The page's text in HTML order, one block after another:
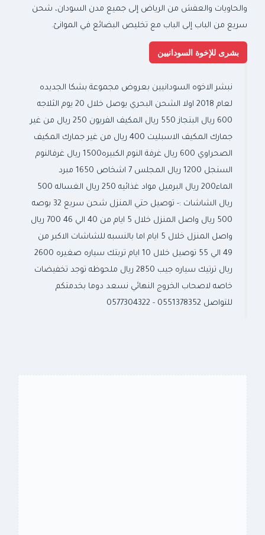
والحاويات والعفش من الرياض إلى جميع مدن السودان، شحن
سريع من الباب إلى الباب مع تخليص البضائع في الموانئ.
بشرى للإخوة السودانيين
نبشر الاخوه السودانيين بعروض مجموعة بشكا الجديده
لعام 2018 اولا الشحن البحري يوصل خلال 20 يوم الثلاجه
600 ريال البتجاز 550 ريال المكيف الفريون 250 ريال من غير
جمارك المكيف الاسبليت 400 ريال من غير جمارك المكيف
الصحراوي 600 ريال غرفة النوم الكبيره1500 ريال غرفالنوم
السنجل 1200 ريال المجلس 7 اشخاص 1650 مبرد
الماء200 ريال البرميل مواد غذائيه 250 ريال الغساله 500
ريال الشاشات :- توصيل حتي المنزل شحن سريع 32 بوصه
500 ريال واصل المنزل خلال 5 ايام من 40 الي 46 700 ريال
واصل المنزل خلال 5 ايام اما بالنسبه للشاشات الاكبر من
49 الي 55 توصيل خلال 10 ايام تربتك سياره صغيره 2600
ريال ترتيك سياره جيب 2850 ريال ملحوظه توجد تخفيضات
خاصه لاصحاب الخروج النهائي نسعد دوما بخدمتكم
للتواصل 0551378352 - 0577304322